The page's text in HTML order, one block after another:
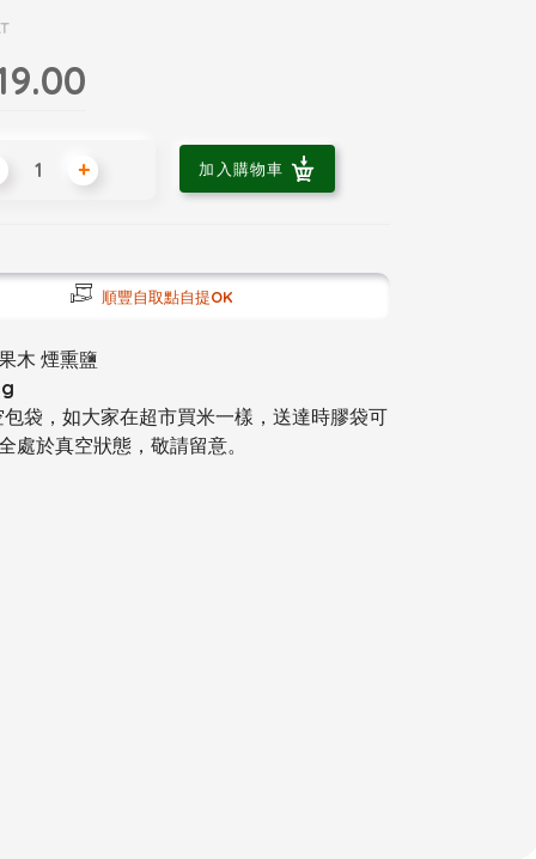
+ 加入購物車
順豐自取點自提OK
木 煙熏鹽
袋，如大家在超市買米一樣，送達時膠袋可
處於真空狀態，敬請留意。